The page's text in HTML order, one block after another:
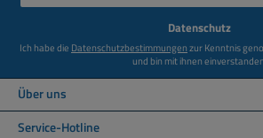
Datenschutz
Ich habe die Datenschutzbestimmungenzur Kenntnis
und bin mit ihnen
Über uns
Service-Hotline